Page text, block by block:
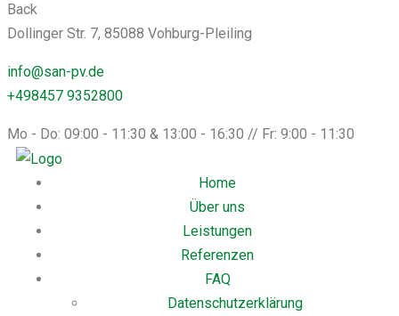
Back
Dollinger Str. 7, 85088 Vohburg-Pleiling
info@san-pv.de
+498457 9352800
Mo - Do: 09:00 - 11:30 & 13:00 - 16:30 // Fr: 9:00 - 11:30
Home
Über uns
Leistungen
Referenzen
FAQ
Datenschutzerklärung